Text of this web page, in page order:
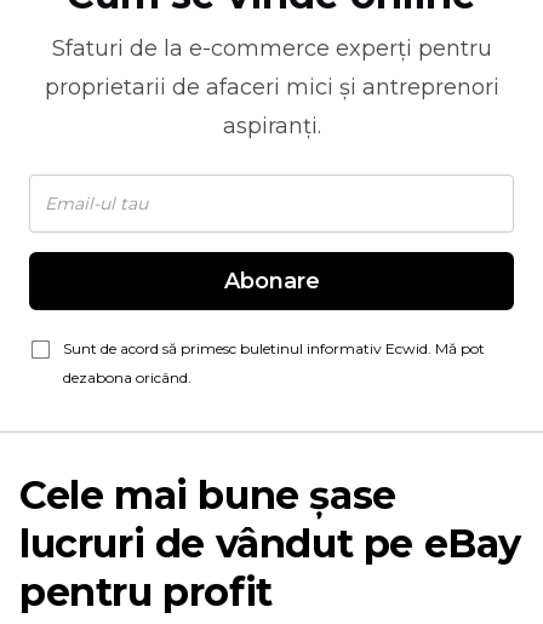
Sfaturi de la e-commerce experți pentru
proprietarii de afaceri mici și antreprenori
aspiranți.
Abonare
Sunt de acord să primesc buletinul informativ Ecwid. Mă pot
dezabona oricând.
Cele mai bune șase
lucruri de vândut pe eBay
pentru profit